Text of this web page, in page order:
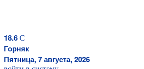
18.6 C
Горняк
Пятница, 7 августа, 2026